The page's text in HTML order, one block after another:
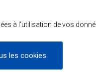
à l'utilisation de vos
les cookies